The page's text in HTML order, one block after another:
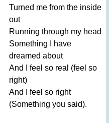
Turned me from the inside
out
Running through my head
Something
have
dreamed about
And
feel so real (feel so
right)
And
feel so right
(Something you said).